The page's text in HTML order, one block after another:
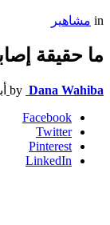
in مشاهير
ما حقيقة
by Dana Wahiba
Facebook
Twitter
Pinterest
LinkedIn